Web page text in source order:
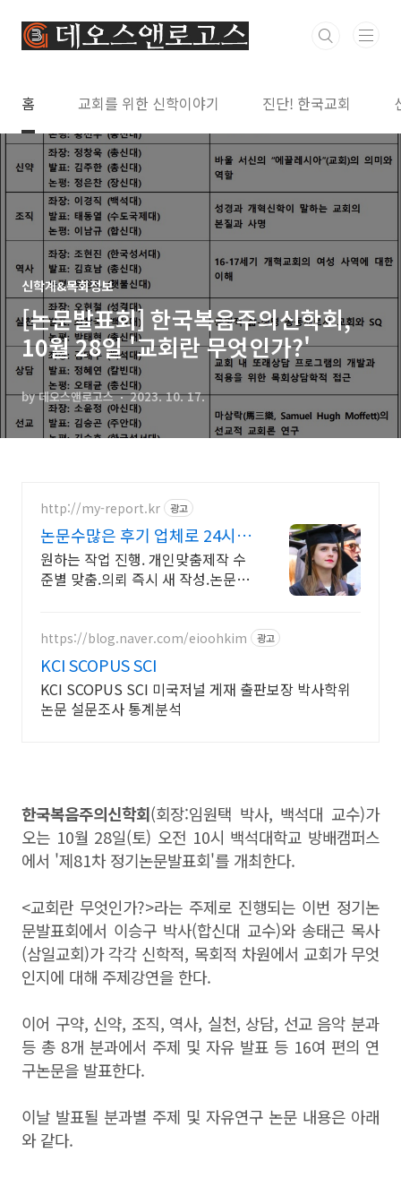
홈 교회를 위한 신학이야기 진단! 한국교회
신학계&목회정보
[논문발표회] 한국복음주의신학회,
10월 28일 '교회란 무엇인가?'
by 데오스앤로고스 2023. 10. 17.
http://my-report.kr 광고
논문수많은 후기 업체로 24시
주말 상담 가능 저렴
원하는 작업 진행. 개인맞춤제작 수
준별 맞춤.의뢰 즉시 새 작성.논문전
종 모든 문서/24시진행
https://blog.naver.com/eioohkim 광고
KCI SCOPUS SCI
KCI SCOPUS SCI 미국저널 게재 출판보장 박사학위
논문 설문조사 통계분석
한국복음주의신학회(회장:임원택 박사, 백석대 교수)가
오는 10월 28일(토) 오전 10시 백석대학교 방배캠퍼스
에서 '제81차 정기논문발표회'를 개최한다.
<교회란 무엇인가?>라는 주제로 진행되는 이번 정기논
문발표회에서 이승구 박사(합신대 교수)와 송태근 목사
(삼일교회)가 각각 신학적, 목회적 차원에서 교회가 무엇
인지에 대해 주제강연을 한다.
이어 구약, 신약, 조직, 역사, 실천, 상담, 선교 음악 분과
등 총 8개 분과에서 주제 및 자유 발표 등 16여 편의 연
구논문을 발표한다.
이날 발표될 분과별 주제 및 자유연구 논문 내용은 아래
와 같다.